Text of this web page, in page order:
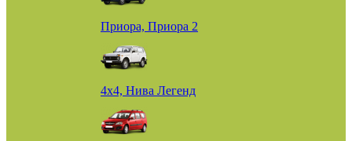
Приора, Приора 2
4х4, Нива Легенд